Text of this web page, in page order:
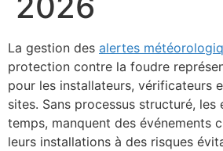
La gestion des alertes
protection contre la foudre
pour les installateurs, vérificateurs
sites. Sans processus structuré, les
temps, manquent des événements
leurs installations à des risques